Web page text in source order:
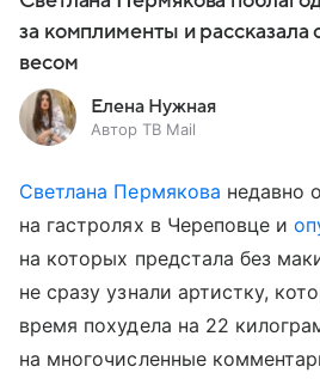
за комплименты и
весом
Елена Нужная
Автор ТВ Mail
Светлана Пермякова недавно
на гастролях в Череповце и
на которых предстала без
не сразу узнали артистку,
время похудела на 22
на многочисленные